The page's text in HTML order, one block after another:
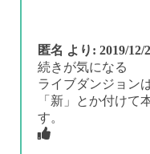
匿名 より: 2019/12/
続きが気になる
ライブダンジョン
「新」とか付けて
す。